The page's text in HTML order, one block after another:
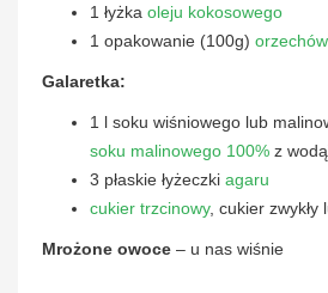
1 łyżka oleju kokosowego
1 opakowanie (100g)
Galaretka:
1 l soku wiśniowego lub
soku malinowego 100% z
3 płaskie łyżeczki agaru
cukier trzcinowy, cukier zwykły
Mrożone owoce – u nas wiśnie